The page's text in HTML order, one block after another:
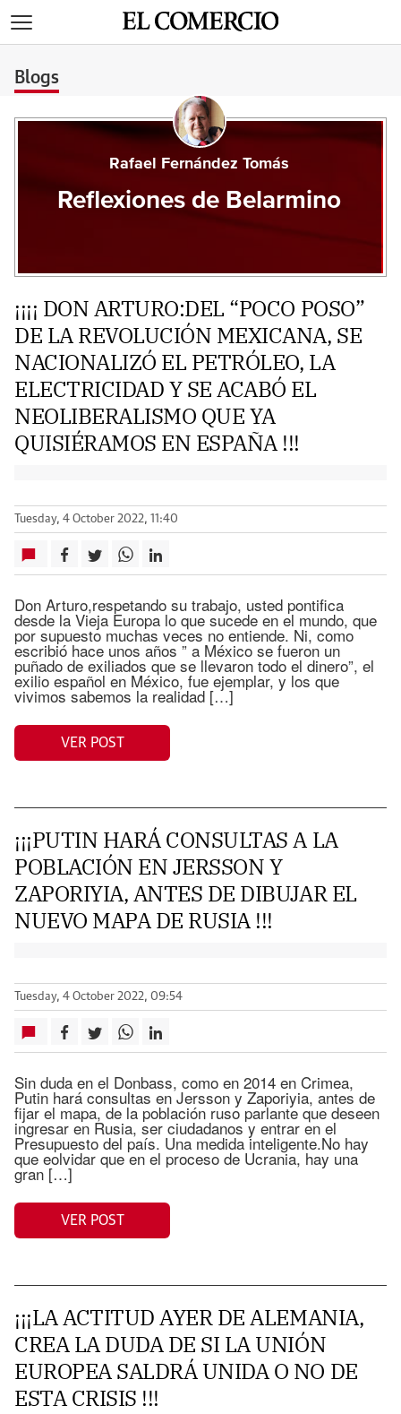
Blogs
Rafael Fernández Tomás
Reflexiones de Belarmino
¡¡¡¡ DON ARTURO:DEL “POCO POSO”
DE LA REVOLUCIÓN MEXICANA, SE
NACIONALIZÓ EL PETRÓLEO, LA
ELECTRICIDAD Y SE ACABÓ EL
NEOLIBERALISMO QUE YA
QUISIÉRAMOS EN ESPAÑA !!!
Tuesday, 4 October 2022, 11:40
Don Arturo,respetando su trabajo, usted pontifica
desde la Vieja Europa lo que sucede en el mundo, que
por supuesto muchas veces no entiende. Ni, como
escribió hace unos años ” a México se fueron un
puñado de exiliados que se llevaron todo el dinero”, el
exilio español en México, fue ejemplar, y los que
vivimos sabemos la realidad […]
VER POST
¡¡¡PUTIN HARÁ CONSULTAS A LA
POBLACIÓN EN JERSSON Y
ZAPORIYIA, ANTES DE DIBUJAR EL
NUEVO MAPA DE RUSIA !!!
Tuesday, 4 October 2022, 09:54
Sin duda en el Donbass, como en 2014 en Crimea,
Putin hará consultas en Jersson y Zaporiyia, antes de
fijar el mapa, de la población ruso parlante que deseen
ingresar en Rusia, ser ciudadanos y entrar en el
Presupuesto del país. Una medida inteligente.No hay
que eolvidar que en el proceso de Ucrania, hay una
gran […]
VER POST
¡¡¡LA ACTITUD AYER DE ALEMANIA,
CREA LA DUDA DE SI LA UNIÓN
EUROPEA SALDRÁ UNIDA O NO DE
ESTA CRISIS !!!